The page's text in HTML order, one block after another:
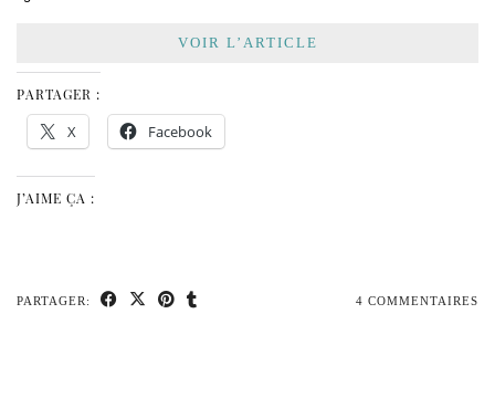
VOIR L’ARTICLE
PARTAGER :
X Facebook
J’AIME ÇA :
PARTAGER: 4 COMMENTAIRES